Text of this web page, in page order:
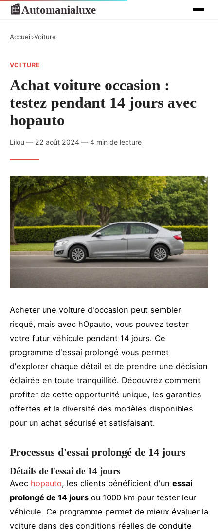
📰Automanialuxe
Accueil›Voiture
VOITURE
Achat voiture occasion :
testez pendant 14 jours avec
hopauto
Lilou — 22 août 2024 — 4 min de lecture
Acheter une voiture d'occasion peut sembler
risqué, mais avec hOpauto, vous pouvez tester
votre futur véhicule pendant 14 jours. Ce
programme d'essai prolongé vous permet
d'explorer chaque détail et de prendre une décision
éclairée en toute tranquillité. Découvrez comment
profiter de cette opportunité unique, les garanties
offertes et la diversité des modèles disponibles
pour un achat sécurisé et satisfaisant.
Processus d'essai prolongé de 14 jours
Détails de l'essai de 14 jours
Avec hopauto, les clients bénéficient d'un essai
prolongé de 14 jours ou 1000 km pour tester leur
véhicule. Ce programme permet de mieux évaluer la
voiture dans des conditions réelles de conduite